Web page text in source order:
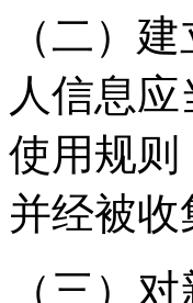
（二）
人信息
使用规则
并经被收
（三）